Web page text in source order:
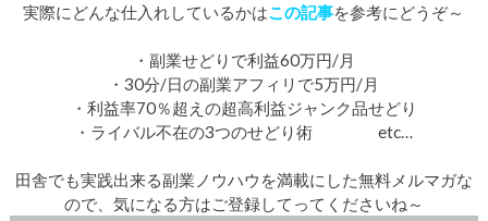
実際にどんな仕入れしているかはこの記事を参考にどうぞ～
・副業せどりで利益60万円/月
・30分/日の副業アフィリで5万円/月
・利益率70％超えの超高利益ジャンク品せどり
・ライバル不在の3つのせどり術 etc…
田舎でも実践出来る副業ノウハウを満載にした無料メルマガな
ので、気になる方はご登録してってくださいね～